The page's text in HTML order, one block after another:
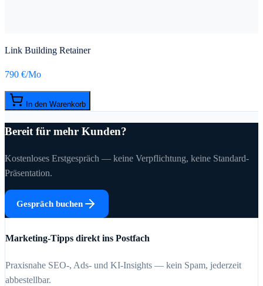
Link Building Retainer
790 €/Mo
In den Warenkorb
Bereit für mehr Kunden?
Kostenloses Erstgespräch — keine Verpflichtung, keine Standard-
Präsentation.
Gespräch buchen
Marketing-Tipps direkt ins Postfach
Praxisnahe SEO-, Ads- und KI-Insights — kein Spam, jederzeit
abbestellbar.